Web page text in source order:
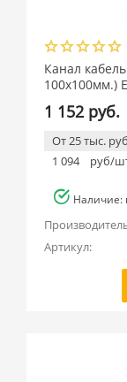
EKF (14)
Канал
100х100мм.)
1 152 руб.
От 25 тыс. руб
1 094
руб/
Наличие:
Артикул: